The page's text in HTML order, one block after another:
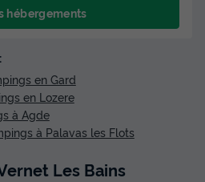
hébergements
en Gard
en Lozere
à Agde
à Palavas les Flots
Les Bains